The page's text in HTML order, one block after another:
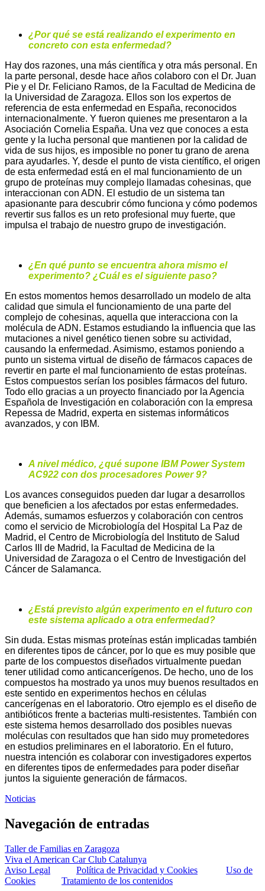
¿Por qué se está realizando el experimento en
concreto con esta enfermedad?
Hay dos razones, una más científica y otra más personal. En
la parte personal, desde hace años colaboro con el Dr. Juan
Pie y el Dr. Feliciano Ramos, de la Facultad de Medicina de
la Universidad de Zaragoza. Ellos son los expertos de
referencia de esta enfermedad en España, reconocidos
internacionalmente. Y fueron quienes me presentaron a la
Asociación Cornelia España. Una vez que conoces a esta
gente y la lucha personal que mantienen por la calidad de
vida de sus hijos, es imposible no poner tu grano de arena
para ayudarles. Y, desde el punto de vista científico, el origen
de esta enfermedad está en el mal funcionamiento de un
grupo de proteínas muy complejo llamadas cohesinas, que
interaccionan con ADN. El estudio de un sistema tan
apasionante para descubrir cómo funciona y cómo podemos
revertir sus fallos es un reto profesional muy fuerte, que
impulsa el trabajo de nuestro grupo de investigación.
¿En qué punto se encuentra ahora mismo el
experimento? ¿Cuál es el siguiente paso?
En estos momentos hemos desarrollado un modelo de alta
calidad que simula el funcionamiento de una parte del
complejo de cohesinas, aquella que interacciona con la
molécula de ADN. Estamos estudiando la influencia que las
mutaciones a nivel genético tienen sobre su actividad,
causando la enfermedad. Asimismo, estamos poniendo a
punto un sistema virtual de diseño de fármacos capaces de
revertir en parte el mal funcionamiento de estas proteínas.
Estos compuestos serían los posibles fármacos del futuro.
Todo ello gracias a un proyecto financiado por la Agencia
Española de Investigación en colaboración con la empresa
Repessa de Madrid, experta en sistemas informáticos
avanzados, y con IBM.
A nivel médico, ¿qué supone IBM Power System
AC922 con dos procesadores Power 9?
Los avances conseguidos pueden dar lugar a desarrollos
que beneficien a los afectados por estas enfermedades.
Además, sumamos esfuerzos y colaboración con centros
como el servicio de Microbiología del Hospital La Paz de
Madrid, el Centro de Microbiología del Instituto de Salud
Carlos III de Madrid, la Facultad de Medicina de la
Universidad de Zaragoza o el Centro de Investigación del
Cáncer de Salamanca.
¿Está previsto algún experimento en el futuro con
este sistema aplicado a otra enfermedad?
Sin duda. Estas mismas proteínas están implicadas también
en diferentes tipos de cáncer, por lo que es muy posible que
parte de los compuestos diseñados virtualmente puedan
tener utilidad como anticancerígenos. De hecho, uno de los
compuestos ha mostrado ya unos muy buenos resultados en
este sentido en experimentos hechos en células
cancerígenas en el laboratorio. Otro ejemplo es el diseño de
antibióticos frente a bacterias multi-resistentes. También con
este sistema hemos desarrollado dos posibles nuevas
moléculas con resultados que han sido muy prometedores
en estudios preliminares en el laboratorio. En el futuro,
nuestra intención es colaborar con investigadores expertos
en diferentes tipos de enfermedades para poder diseñar
juntos la siguiente generación de fármacos.
Noticias
Navegación de entradas
Taller de Familias en Zaragoza
Viva el American Car Club Catalunya
Aviso Legal
Política de Privacidad y Cookies
Uso de
Cookies
Tratamiento de los contenidos